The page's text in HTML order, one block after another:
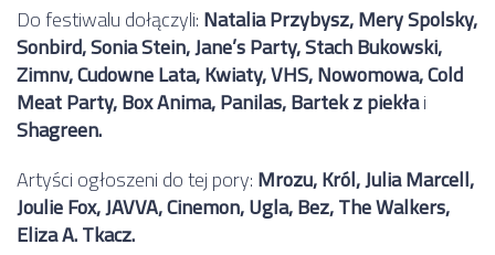
Do festiwalu dołączyli:Natalia Przybysz, Mery Spolsky,
Sonbird, Sonia Stein, Jane’s Party, Stach Bukowski,
Zimnv, Cudowne Lata, Kwiaty, VHS, Nowomowa, Cold
Meat Party, Box Anima, Panilas, Bartek z piekłai
Shagreen.
Artyści ogłoszeni do tej pory:Mrozu, Król, Julia Marcell,
Joulie Fox, JAVVA, Cinemon, Ugla, Bez, The Walkers,
Eliza A. Tkacz.